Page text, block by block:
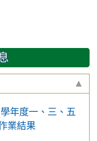
年度一、三、五
業結果